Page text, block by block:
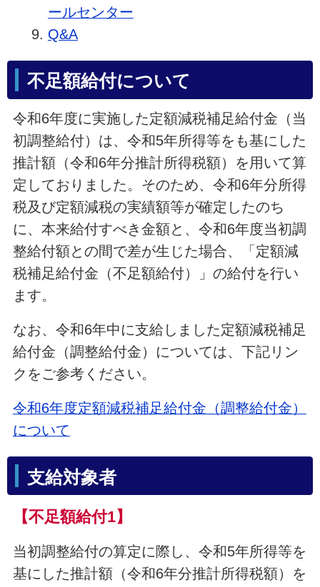
ールセンター
Q&A
不足額給付について
令和6年度に実施した定額減税補足給付金（当
初調整給付）は、令和5年所得等をも基にした
推計額（令和6年分推計所得税額）を用いて算
定しておりました。そのため、令和6年分所得
税及び定額減税の実績額等が確定したのち
に、本来給付すべき金額と、令和6年度当初調
整給付額との間で差が生じた場合、「定額減
税補足給付金（不足額給付）」の給付を行い
ます。
なお、令和6年中に支給しました定額減税補足
給付金（調整給付金）については、下記リン
クをご参考ください。
令和6年度定額減税補足給付金（調整給付金）
について
支給対象者
【不足額給付1】
当初調整給付の算定に際し、令和5年所得等を
基にした推計額（令和6年分推計所得税額）を